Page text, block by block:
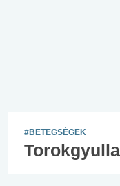
#BETEGSÉGEK